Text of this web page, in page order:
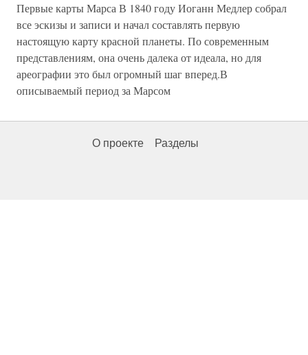
Первые карты Марса В 1840 году Иоганн Медлер собрал
все эскизы и записи и начал составлять первую
настоящую карту красной планеты. По современным
представлениям, она очень далека от идеала, но для
ареографии это был огромный шаг вперед.В
описываемый период за Марсом
О проекте Разделы